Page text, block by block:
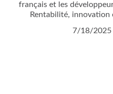
français et les
Rentabilité,
7/18/2025